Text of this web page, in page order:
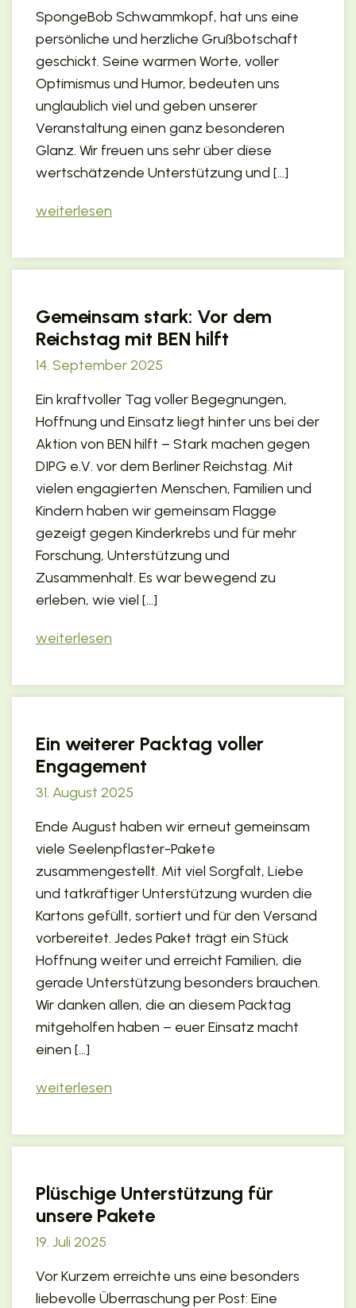
SpongeBob Schwammkopf, hat uns eine
persönliche und herzliche Grußbotschaft
geschickt. Seine warmen Worte, voller
Optimismus und Humor, bedeuten uns
unglaublich viel und geben unserer
Veranstaltung einen ganz besonderen
Glanz. Wir freuen uns sehr über diese
wertschätzende Unterstützung und […]
weiterlesen
Gemeinsam stark: Vor dem
Reichstag mit BEN hilft
14. September 2025
Ein kraftvoller Tag voller Begegnungen,
Hoffnung und Einsatz liegt hinter uns bei der
Aktion von BEN hilft – Stark machen gegen
DIPG e.V. vor dem Berliner Reichstag. Mit
vielen engagierten Menschen, Familien und
Kindern haben wir gemeinsam Flagge
gezeigt gegen Kinderkrebs und für mehr
Forschung, Unterstützung und
Zusammenhalt. Es war bewegend zu
erleben, wie viel […]
weiterlesen
Ein weiterer Packtag voller
Engagement
31. August 2025
Ende August haben wir erneut gemeinsam
viele Seelenpflaster-Pakete
zusammengestellt. Mit viel Sorgfalt, Liebe
und tatkräftiger Unterstützung wurden die
Kartons gefüllt, sortiert und für den Versand
vorbereitet. Jedes Paket trägt ein Stück
Hoffnung weiter und erreicht Familien, die
gerade Unterstützung besonders brauchen.
Wir danken allen, die an diesem Packtag
mitgeholfen haben – euer Einsatz macht
einen […]
weiterlesen
Plüschige Unterstützung für
unsere Pakete
19. Juli 2025
Vor Kurzem erreichte uns eine besonders
liebevolle Überraschung per Post: Eine